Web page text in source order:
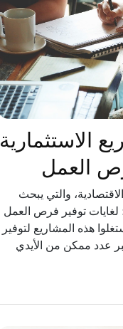
الاستثمارية
العمل
والتي يبحث
لغايات توفير فرص العمل
هذه المشاريع لتوفير
عدد ممكن من الأيدي